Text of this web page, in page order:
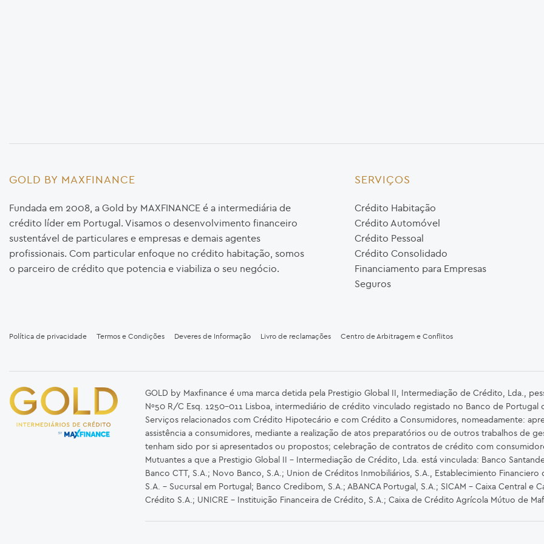
GOLD BY MAXFINANCE
Fundada em 2008, a Gold by MAXFINANCE é a intermediária de
crédito líder em Portugal. Visamos o desenvolvimento financeiro
sustentável de particulares e empresas e demais agentes
profissionais. Com particular enfoque no crédito habitação, somos
o parceiro de crédito que potencia e viabiliza o seu negócio.
SERVIÇOS
Crédito Habitação
Crédito Automóvel
Crédito Pessoal
Crédito Consolidado
Financiamento para Empresas
Seguros
Política de privacidade Termos e Condições Deveres de Informação Livro de reclamações Centro de Arbitragem e Conflitos
GOLD by Maxfinance é uma marca detida pela Prestigio Global II, Intermediação de Crédito, Lda.,
Nº50 R/C Esq. 1250-011 Lisboa, intermediário de crédito vinculado registado no Banco de Portugal
Serviços relacionados com Crédito Hipotecário e com Crédito a Consumidores, nomeadamente:
assistência a consumidores, mediante a realização de atos preparatórios ou de outros trabalhos de
tenham sido por si apresentados ou propostos; celebração de contratos de crédito com
Mutuantes a que a Prestigio Global II – Intermediação de Crédito, Lda. está vinculada: Banco
Banco CTT, S.A.; Novo Banco, S.A.; Union de Créditos Inmobiliários, S.A., Establecimiento
S.A. – Sucursal em Portugal; Banco Credibom, S.A.; ABANCA Portugal, S.A.; SICAM - Caixa Central
Crédito S.A.; UNICRE – Instituição Financeira de Crédito, S.A.; Caixa de Crédito Agrícola Mútuo de